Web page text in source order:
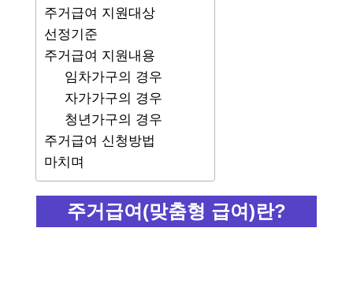
주거급여 지원대상
선정기준
주거급여 지원내용
임차가구의 경우
자가가구의 경우
청년가구의 경우
주거급여 신청방법
마치며
주거급여(맞춤형 급여)란?